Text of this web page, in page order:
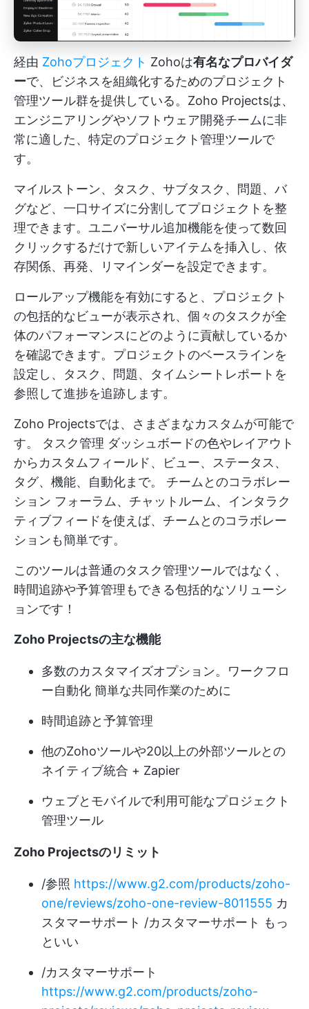
経由 Zohoプロジェクト Zohoは有名なプロバイダ
ーで、ビジネスを組織化するためのプロジェクト
管理ツール群を提供している。Zoho Projectsは、
エンジニアリングやソフトウェア開発チームに非
常に適した、特定のプロジェクト管理ツールで
す。
マイルストーン、タスク、サブタスク、問題、バ
グなど、一口サイズに分割してプロジェクトを整
理できます。ユニバーサル追加機能を使って数回
クリックするだけで新しいアイテムを挿入し、依
存関係、再発、リマインダーを設定できます。
ロールアップ機能を有効にすると、プロジェクト
の包括的なビューが表示され、個々のタスクが全
体のパフォーマンスにどのように貢献しているか
を確認できます。プロジェクトのベースラインを
設定し、タスク、問題、タイムシートレポートを
参照して進捗を追跡します。
Zoho Projectsでは、さまざまなカスタムが可能で
す。 タスク管理 ダッシュボードの色やレイアウト
からカスタムフィールド、ビュー、ステータス、
タグ、機能、自動化まで。 チームとのコラボレー
ション フォーラム、チャットルーム、インタラク
ティブフィードを使えば、チームとのコラボレー
ションも簡単です。
このツールは普通のタスク管理ツールではなく、
時間追跡や予算管理もできる包括的なソリューシ
ョンです！
Zoho Projectsの主な機能
多数のカスタマイズオプション。 ワークフロ
ー自動化 簡単な共同作業のために
時間追跡と予算管理
他のZohoツールや20以上の外部ツールとの
ネイティブ統合 + Zapier
ウェブとモバイルで利用可能なプロジェクト
管理ツール
Zoho Projectsのリミット
/参照 https://www.g2.com/products/zoho-
one/reviews/zoho-one-review-8011555 カ
スタマーサポート /カスタマーサポート もっ
といい
/カスタマーサポート
https://www.g2.com/products/zoho-